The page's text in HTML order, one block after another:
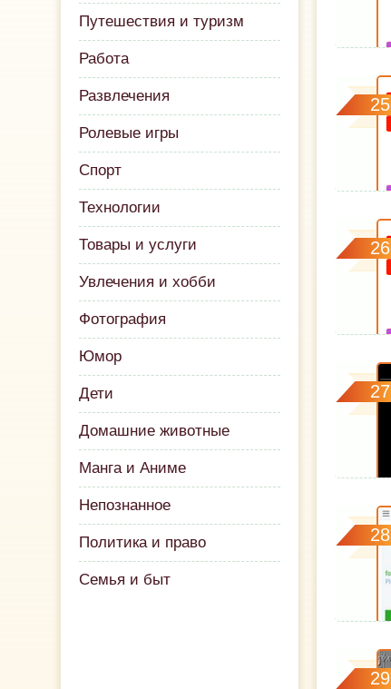
Путешествия и туризм
Работа
Развлечения
Ролевые игры
Спорт
Технологии
Товары и услуги
Увлечения и хобби
Фотография
Юмор
Дети
Домашние животные
Манга и Аниме
Непознанное
Политика и право
Семья и быт
25
26
27
28
29